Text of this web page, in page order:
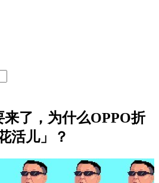
来了，为什么OPPO折
活儿」？